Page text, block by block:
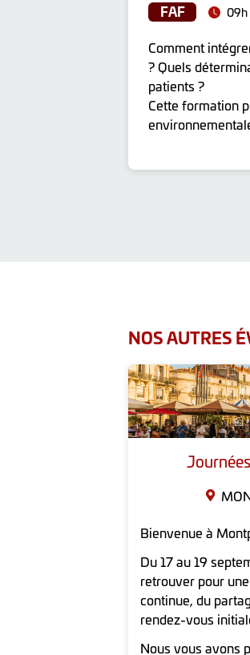
FAF 09h
Comment
? Quels
patients ?
Cette formation
NOS AUTRES
Bienvenue à
Du 17 au 19
retrouver pour
continue, du
rendez-vous
Nous vous avons